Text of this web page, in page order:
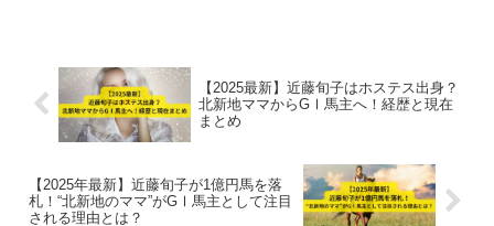
【2025最新】近藤旬子はホステス出身？
北新地ママからGⅠ馬主へ！経歴と現在
まとめ
【2025年最新】近藤旬子が1億円馬を落
札！“北新地のママ”がGⅠ馬主として注目
される理由とは？